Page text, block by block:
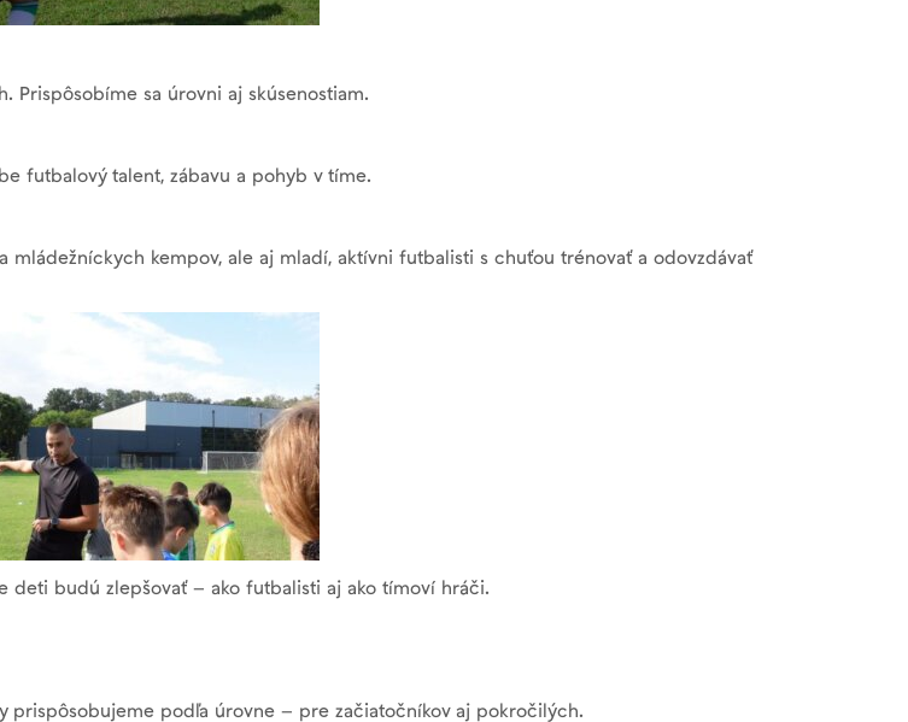
Prispôsobíme sa úrovni aj skúsenostiam.
futbalový talent, zábavu a pohyb v tíme.
kempov, ale aj mladí, aktívni futbalisti s chuťou trénovať a odovzdávať
deti budú zlepšovať – ako futbalisti aj ako tímoví hráči.
prispôsobujeme podľa úrovne – pre začiatočníkov aj pokročilých.